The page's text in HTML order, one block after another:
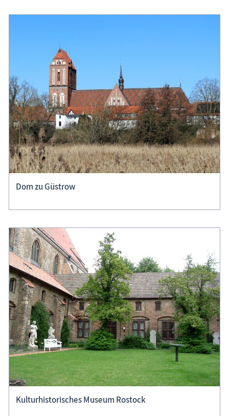
Dom zu Güstrow
Kulturhistorisches Museum Rostock